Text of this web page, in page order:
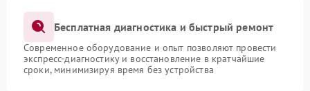
Бесплатная диагностика и быстрый ремонт
Современное оборудование и опыт позволяют провести
экспресс-диагностику и восстановление в кратчайшие
сроки, минимизируя время без устройства